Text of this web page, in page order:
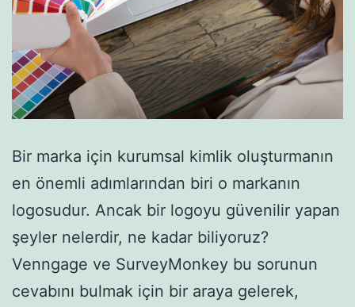
Bir marka için kurumsal kimlik oluşturmanın
en önemli adımlarından biri o markanın
logosudur. Ancak bir logoyu güvenilir yapan
şeyler nelerdir, ne kadar biliyoruz?
Venngage ve SurveyMonkey bu sorunun
cevabını bulmak için bir araya gelerek,